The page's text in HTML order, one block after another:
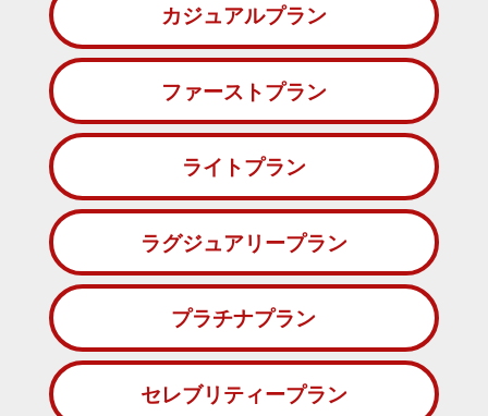
カジュアルプラン
ファーストプラン
ライトプラン
ラグジュアリープラン
プラチナプラン
セレブリティープラン